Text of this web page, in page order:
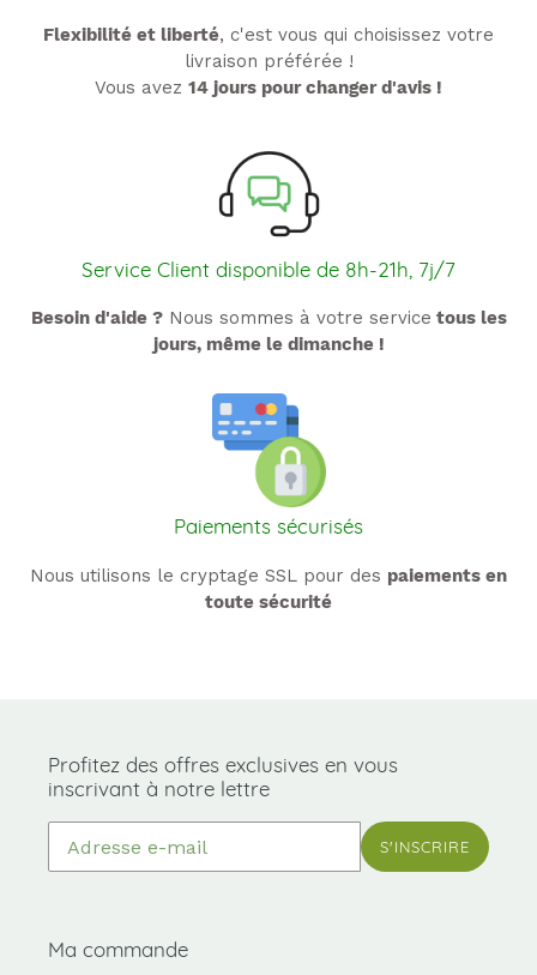
Flexibilité et liberté, c'est vous qui choisissez votre
livraison préférée !
Vous avez 14 jours pour changer d'avis !
Service Client disponible de 8h-21h, 7j/7
Besoin d'aide ?Nous sommes à votre service tous les
jours, même le dimanche !
Paiements sécurisés
Nous utilisons le cryptage SSL pour des paiements en
toute sécurité
Profitez des offres exclusives en vous
inscrivant à notre lettre
S'INSCRIRE
Ma commande